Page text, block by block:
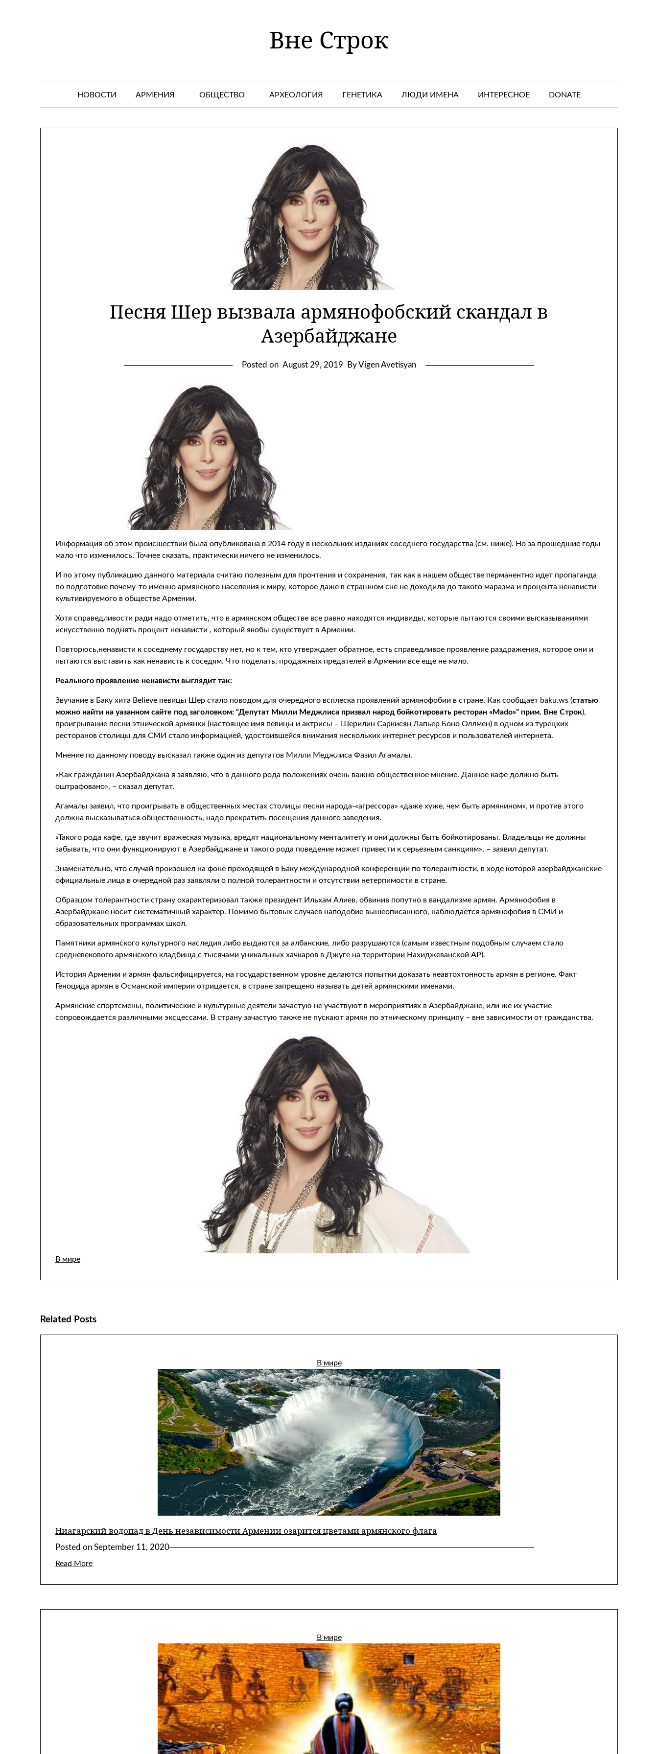
Вне Строк
НОВОСТИ АРМЕНИЯ ОБЩЕСТВО АРХЕОЛОГИЯ ГЕНЕТИКА ЛЮДИ ИМЕНА ИНТЕРЕСНОЕ DONATE
Песня Шер вызвала армянофобский скандал в
Азербайджане
Posted on August 29, 2019 By Vigen Avetisyan
Информация об этом происшествии была опубликована в 2014 году в нескольких изданиях соседнего государства (см. ниже). Но за прошедшие годы
мало что изменилось. Точнее сказать, практически ничего не изменилось.
И по этому публикацию данного материала считаю полезным для прочтения и сохранения, так как в нашем обществе перманентно идет пропаганда
по подготовке почему-то именно армянского населения к миру, которое даже в страшном сне не доходила до такого маразма и процента ненависти
культивируемого в обществе Армении.
Хотя справедливости ради надо отметить, что в армянском обществе все равно находятся индивиды, которые пытаются своими высказываниями
искусственно поднять процент ненависти , который якобы существует в Армении.
Повторюсь,ненависти к соседнему государству нет, но к тем, кто утверждает обратное, есть справедливое проявление раздражения, которое они и
пытаются выставить как ненависть к соседям. Что поделать, продажных предателей в Армении все еще не мало.
Реального проявление ненависти выглядит так:
Звучание в Баку хита Believe певицы Шер стало поводом для очередного всплеска проявлений армянофобии в стране. Как сообщает baku.ws (статью
можно найти на уазанном сайте под заголовком: “Депутат Милли Меджлиса призвал народ бойкотировать ресторан «Mado»” прим. Вне Строк),
проигрывание песни этнической армянки (настоящее имя певицы и актрисы – Шерилин Саркисян Лапьер Боно Оллмен) в одном из турецких
ресторанов столицы для СМИ стало информацией, удостоившейся внимания нескольких интернет ресурсов и пользователей интернета.
Мнение по данному поводу высказал также один из депутатов Милли Меджлиса Фазил Агамалы.
«Как гражданин Азербайджана я заявляю, что в данного рода положениях очень важно общественное мнение. Данное кафе должно быть
оштрафовано», – сказал депутат.
Агамалы заявил, что проигрывать в общественных местах столицы песни народа-«агрессора» «даже хуже, чем быть армянином», и против этого
должна высказываться общественность, надо прекратить посещения данного заведения.
«Такого рода кафе, где звучит вражеская музыка, вредят национальному менталитету и они должны быть бойкотированы. Владельцы не должны
забывать, что они функционируют в Азербайджане и такого рода поведение может привести к серьезным санкциям», – заявил депутат.
Знаменательно, что случай произошел на фоне проходящей в Баку международной конференции по толерантности, в ходе которой азербайджанские
официальные лица в очередной раз заявляли о полной толерантности и отсутствии нетерпимости в стране.
Образцом толерантности страну охарактеризовал также президент Ильхам Алиев, обвинив попутно в вандализме армян. Армянофобия в
Азербайджане носит систематичный характер. Помимо бытовых случаев наподобие вышеописанного, наблюдается армянофобия в СМИ и
образовательных программах школ.
Памятники армянского культурного наследия либо выдаются за албанские, либо разрушаются (самым известным подобным случаем стало
средневекового армянского кладбища с тысячами уникальных хачкаров в Джуге на территории Нахиджеванской АР).
История Армении и армян фальсифицируется, на государственном уровне делаются попытки доказать неавтохтонность армян в регионе. Факт
Геноцида армян в Османской империи отрицается, в стране запрещено называть детей армянскими именами.
Армянские спортсмены, политические и культурные деятели зачастую не участвуют в мероприятиях в Азербайджане, или же их участие
сопровождается различными эксцессами. В страну зачастую также не пускают армян по этническому принципу – вне зависимости от гражданства.
В мире
Related Posts
В мире
Ниагарский водопад в День независимости Армении озарится цветами армянского флага
Posted on September 11, 2020
Read More
В мире